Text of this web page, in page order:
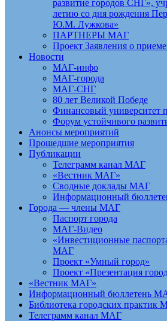
развитие городов СНГ»,
летию со дня рождения
Ю.М. Лужкова»
ПАРТНЕРЫ МАГ
Проект Заявления о
Новости
МАГ-инфо
МАГ-города
МАГ-СНГ
80 лет Великой Победе
Финансовый университет
Форум устойчивого
Анонсы мероприятий
Прошедшие мероприятия
Публикации
Телеграмм канал МАГ
«Вестник МАГ»
Сводные доклады МАГ
Информационный
Города — члены МАГ
Паспорт города
МАГ-Видео
«Инвестиционные
МАГ
Проект «Умный город»
Проект «Презентация
«Вестник МАГ»
Информационный бюллетень
Библиотека городских практик
Телеграмм канал МАГ